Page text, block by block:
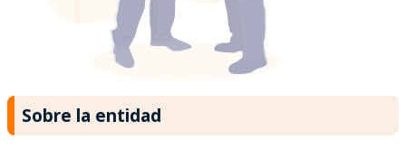
Sobre la entidad